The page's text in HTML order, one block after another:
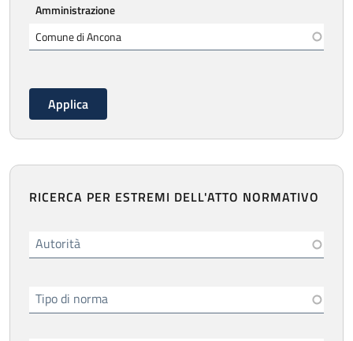
Amministrazione
RICERCA PER ESTREMI DELL'ATTO NORMATIVO
Autorità
Tipo di norma